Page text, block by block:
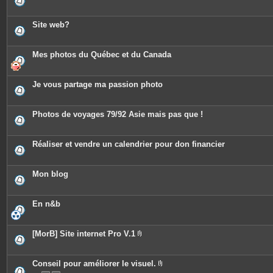
Site web?
Mes photos du Québec et du Canada
Je vous partage ma passion photo
Photos de voyages 79/92 Asie mais pas que !
Réaliser et vendre un calendrier pour don financier
Mon blog
En n&b
[MorB] Site internet Pro V.1
è
c
Conseil pour améliorer le visuel.